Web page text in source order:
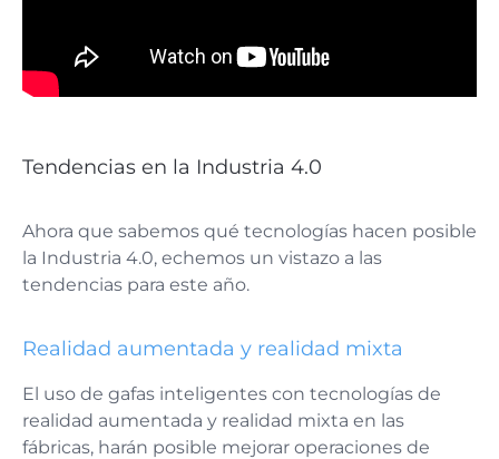
Tendencias en la Industria 4.0
Ahora que sabemos qué tecnologías hacen posible
la Industria 4.0, echemos un vistazo a las
tendencias para este año.
Realidad aumentada y realidad mixta
El uso de gafas inteligentes con tecnologías de
realidad aumentada y realidad mixta en las
fábricas, harán posible mejorar operaciones de